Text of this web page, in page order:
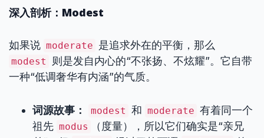
深入剖析：Modest
如果说 moderate 是追求外在的平衡，那么
modest
则是发自内心的“不张扬、不炫耀”。它自带
一种“低调奢华有内涵”的气质。
词源故事： modest 和 moderate 有着同一个
祖先 modus
（度量），所以它们确实是“亲兄